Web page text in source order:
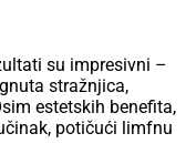
su impresivni –
stražnjica,
estetskih benefita,
potičući limfnu